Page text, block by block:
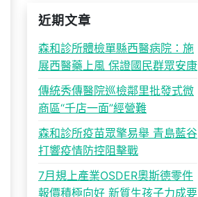
近期文章
森和診所體檢單縣西醫病院：施
展西醫藥上風 保證國民群眾安康
傳統秀傳醫院巡檢鄰里批發式微
商區“千店一面”經營難
森和診所疫苗眾擎易舉 青島藍谷
打響疫情防控阻擊戰
7月規上產業OSDER奧斯德零件
報價積極向好 新質生孩子力成要